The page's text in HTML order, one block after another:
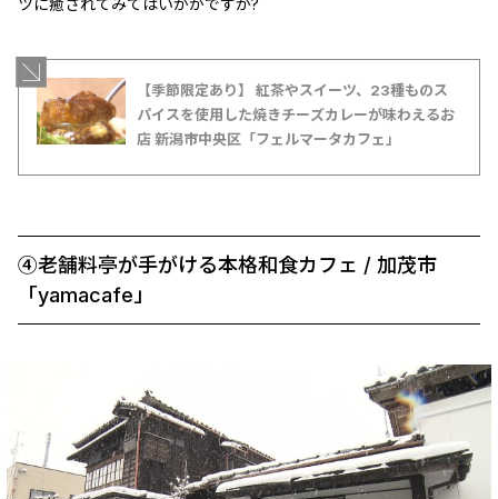
ツに癒されてみてはいかがですか?
【季節限定あり】 紅茶やスイーツ、23種ものス
パイスを使用した焼きチーズカレーが味わえるお
店 新潟市中央区「フェルマータカフェ」
④老舗料亭が手がける本格和食カフェ / 加茂市
「yamacafe」